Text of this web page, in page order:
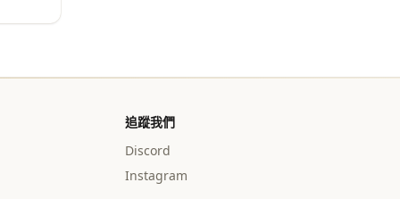
追蹤我們
Discord
Instagram